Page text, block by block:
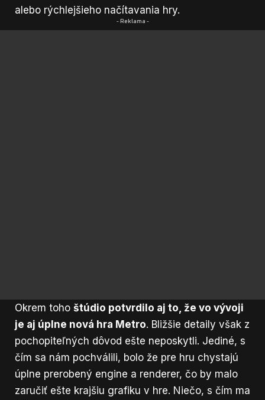
alebo rýchlejšieho načítavania hry.
- Reklama -
Okrem toho štúdio potvrdilo aj to, že vo vývoji
je aj úplne nová hra Metro. Bližšie detaily však z
pochopiteľných dôvod ešte neposkytli. Jediné, s
čím sa nám pochválili, bolo že pre hru chystajú
úplne prerobený engine a renderer, čo by malo
zaručiť ešte krajšiu grafiku v hre. Niečo, s čím ma